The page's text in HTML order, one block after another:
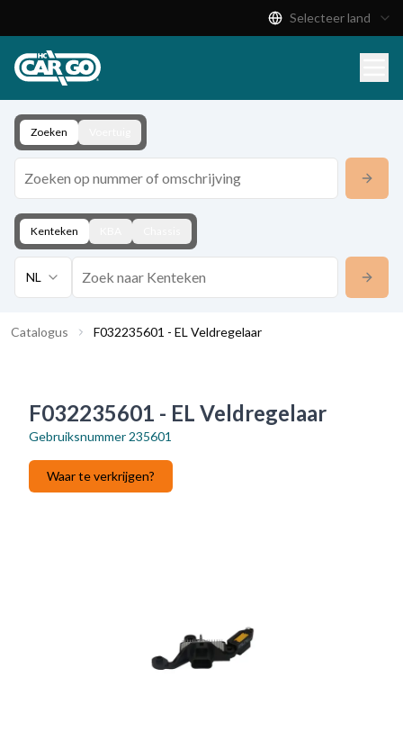
Download
Contact
Selecteer land
Zoeken
Kenteken
NL
Catalogus F032235601 - EL Veldregelaar
F032235601 - EL Veldregelaar
Gebruiksnummer 235601
Waar te verkrijgen?